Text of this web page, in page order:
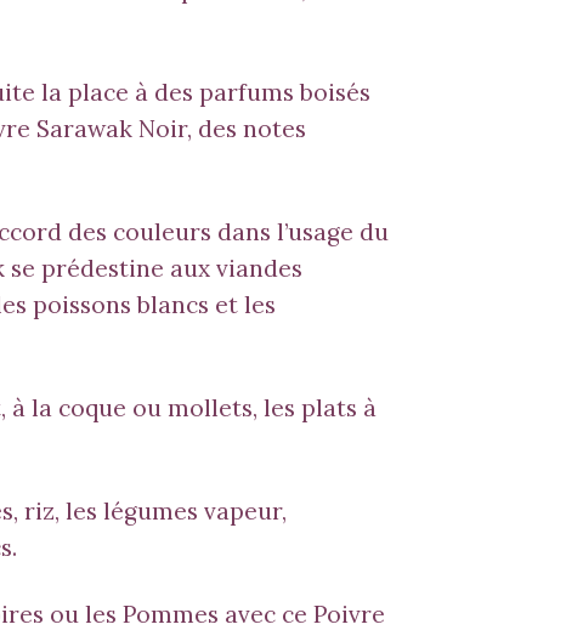
la place à des parfums boisés
Sarawak Noir, des notes
des couleurs dans l’usage du
se prédestine aux viandes
poissons blancs et les
la coque ou mollets, les plats à
riz, les légumes vapeur,
ou les Pommes avec ce Poivre